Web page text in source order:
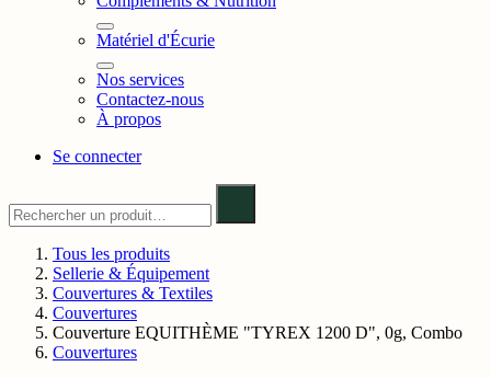
Matériel d'Écurie
Nos services
Contactez-nous
À propos
Se connecter
Tous les produits
Sellerie & Équipement
Couvertures & Textiles
Couvertures
Couverture EQUITHÈME "TYREX 1200 D", 0g, Combo
Couvertures